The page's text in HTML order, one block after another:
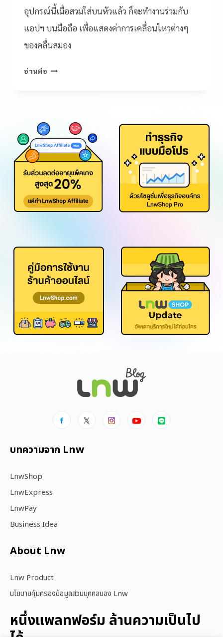
อุปกรณ์นี้เมื่อสวมใส่บนหัวแล้ว ก็จะทำงานร่วมกับ
แอปฯ บนมือถือ เพื่อแสดงค่าการเคลื่อนไหวต่างๆ
ของคลื่นสมอง
อ่านต่อ
บทความจาก Lnw
LnwShop
LnwExpress
LnwPay
Business Idea
About Lnw​
Lnw Product
นโยบายคุ้มครองข้อมูลส่วนบุคคลของ Lnw
หนึ่งแพลทฟอร์ม ล้านความเป็นไป